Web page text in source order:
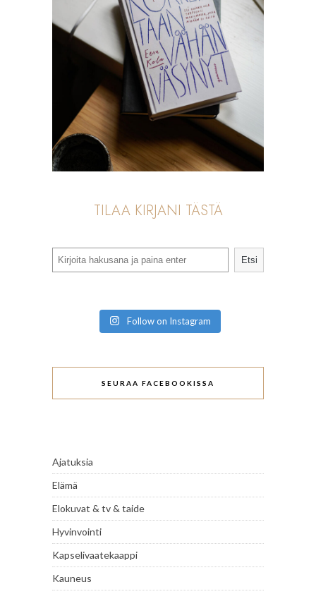
TILAA KIRJANI TÄSTÄ
Etsi
Follow on Instagram
SEURAA FACEBOOKISSA
Ajatuksia
Elämä
Elokuvat & tv & taide
Hyvinvointi
Kapselivaatekaappi
Kauneus